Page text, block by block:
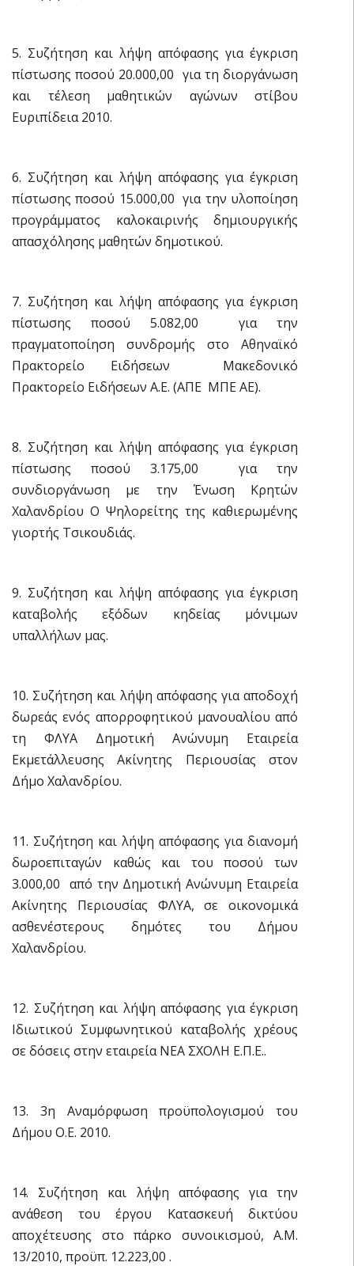
5. Συζήτηση και λήψη απόφασης για έγκριση
πίστωσης ποσού 20.000,00  για τη διοργάνωση
και τέλεση μαθητικών αγώνων στίβου
Ευριπίδεια 2010.
6. Συζήτηση και λήψη απόφασης για έγκριση
πίστωσης ποσού 15.000,00  για την υλοποίηση
προγράμματος καλοκαιρινής δημιουργικής
απασχόλησης μαθητών δημοτικού.
7. Συζήτηση και λήψη απόφασης για έγκριση
πίστωσης ποσού 5.082,00  για την
πραγματοποίηση συνδρομής στο Αθηναϊκό
Πρακτορείο Ειδήσεων  Μακεδονικό
Πρακτορείο Ειδήσεων Α.Ε. (ΑΠΕ  ΜΠΕ ΑΕ).
8. Συζήτηση και λήψη απόφασης για έγκριση
πίστωσης ποσού 3.175,00  για την
συνδιοργάνωση με την Ένωση Κρητών
Χαλανδρίου Ο Ψηλορείτης της καθιερωμένης
γιορτής Τσικουδιάς.
9. Συζήτηση και λήψη απόφασης για έγκριση
καταβολής εξόδων κηδείας μόνιμων
υπαλλήλων μας.
10. Συζήτηση και λήψη απόφασης για αποδοχή
δωρεάς ενός απορροφητικού μανουαλίου από
τη ΦΛΥΑ Δημοτική Ανώνυμη Εταιρεία
Εκμετάλλευσης Ακίνητης Περιουσίας στον
Δήμο Χαλανδρίου.
11. Συζήτηση και λήψη απόφασης για διανομή
δωροεπιταγών καθώς και του ποσού των
3.000,00  από την Δημοτική Ανώνυμη Εταιρεία
Ακίνητης Περιουσίας ΦΛΥΑ, σε οικονομικά
ασθενέστερους δημότες του Δήμου
Χαλανδρίου.
12. Συζήτηση και λήψη απόφασης για έγκριση
Ιδιωτικού Συμφωνητικού καταβολής χρέους
σε δόσεις στην εταιρεία ΝΕΑ ΣΧΟΛΗ Ε.Π.Ε..
13. 3η Αναμόρφωση προϋπολογισμού του
Δήμου Ο.Ε. 2010.
14. Συζήτηση και λήψη απόφασης για την
ανάθεση του έργου Κατασκευή δικτύου
αποχέτευσης στο πάρκο συνοικισμού, Α.Μ.
13/2010, προϋπ. 12.223,00 .